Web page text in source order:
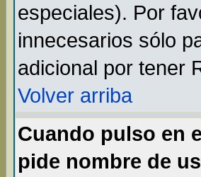
especiales). Por
innecesarios sólo
adicional por tener
Volver arriba
Cuando pulso en
pide nombre de